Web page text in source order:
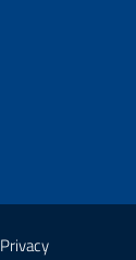
Privacy